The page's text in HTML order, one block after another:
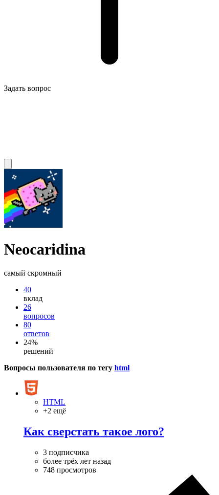
Задать вопрос
Neocaridina
самый скромный
40
вклад
26
вопросов
80
ответов
24%
решений
Вопросы пользователя по тегу html
HTML
+2 ещё
Как сверстать такое лого?
3 подписчика
более трёх лет назад
748 просмотров